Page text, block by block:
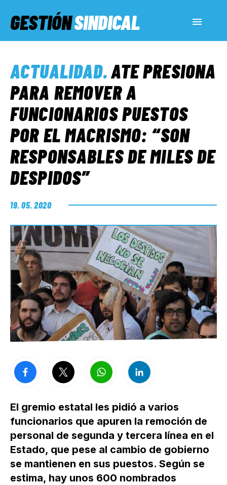
GESTIÓNSINDICAL
SERVICIOS SOCIALES
INFORMES ESPECIALES
FUERA DE MEGÁFONO
ACTUALIDAD.ATE PRESIONA
PARA REMOVER A
FUNCIONARIOS PUESTOS
POR EL MACRISMO: “SON
RESPONSABLES DE MILES DE
DESPIDOS”
19. 05. 2020
El gremio estatal les pidió a varios
funcionarios que apuren la remoción de
personal de segunda y tercera línea en el
Estado, que pese al cambio de gobierno
se mantienen en sus puestos. Según se
estima, hay unos 600 nombrados